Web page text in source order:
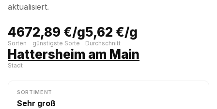
aktualisiert.
467
Sorten
2,89 €/g
günstigste Sorte
5,62 €/g
Durchschnitt
Hattersheim am Main
Stadt
SORTIMENT
Sehr groß